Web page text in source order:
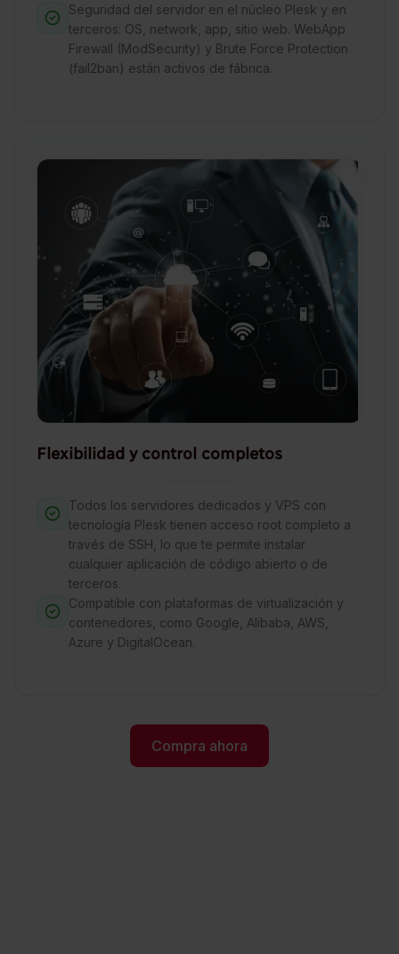
Seguridad del servidor en el núcleo Plesk y en
terceros: OS, network, app, sitio web. WebApp
Firewall (ModSecurity) y Brute Force Protection
(fail2ban) están activos de fábrica.
Flexibilidad y control completos
Todos los servidores dedicados y VPS con
tecnología Plesk tienen acceso root completo a
través de SSH, lo que te permite instalar
cualquier aplicación de código abierto o de
terceros.
Compatible con plataformas de virtualización y
contenedores, como Google, Alibaba, AWS,
Azure y DigitalOcean.
Compra ahora